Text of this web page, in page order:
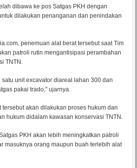
dibawa ke pos Satgas PKH dengan
dilakukan penanganan dan penindakan
penemuan alat berat tersebut saat Tim
patroli rutin mengantisipasi perambahan
TNTN.
unit excavator diareal lahan 300 dan
pakai trado," ujarnya.
tersebut akan dilakukan proses hukum dan
hukum didalam kawasan konservasi TNTN.
PKH akan lebih meningkatkan patroli
masuknya orang maupun buah terlebih alat